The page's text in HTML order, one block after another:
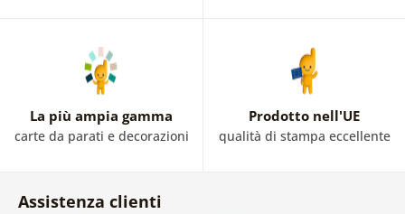
La più ampia gamma
carte da parati e decorazioni
Prodotto nell'UE
qualità di stampa eccellente
Assistenza clienti